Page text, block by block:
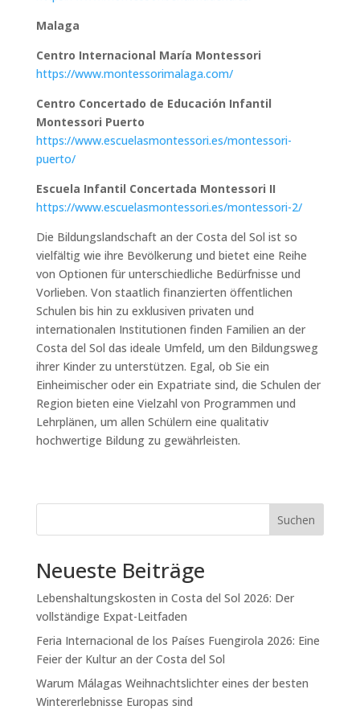
Malaga
Centro Internacional María Montessori
https://www.montessorimalaga.com/
Centro Concertado de Educación Infantil
Montessori Puerto
https://www.escuelasmontessori.es/montessori-
puerto/
Escuela Infantil Concertada Montessori II
https://www.escuelasmontessori.es/montessori-2/
Die Bildungslandschaft an der Costa del Sol ist so
vielfältig wie ihre Bevölkerung und bietet eine Reihe
von Optionen für unterschiedliche Bedürfnisse und
Vorlieben. Von staatlich finanzierten öffentlichen
Schulen bis hin zu exklusiven privaten und
internationalen Institutionen finden Familien an der
Costa del Sol das ideale Umfeld, um den Bildungsweg
ihrer Kinder zu unterstützen. Egal, ob Sie ein
Einheimischer oder ein Expatriate sind, die Schulen der
Region bieten eine Vielzahl von Programmen und
Lehrplänen, um allen Schülern eine qualitativ
hochwertige Bildung zu gewährleisten.
Suchen
Neueste Beiträge
Lebenshaltungskosten in Costa del Sol 2026: Der
vollständige Expat-Leitfaden
Feria Internacional de los Países Fuengirola 2026: Eine
Feier der Kultur an der Costa del Sol
Warum Málagas Weihnachtslichter eines der besten
Wintererlebnisse Europas sind